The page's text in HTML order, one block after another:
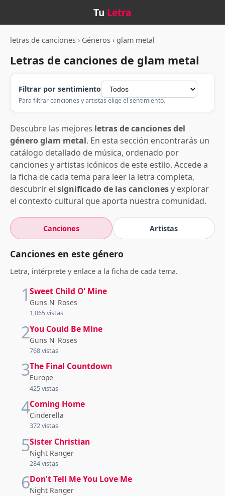
Tu Letra
letras de canciones › Géneros › glam metal
Letras de canciones de glam metal
Filtrar por sentimiento
Para filtrar canciones y artistas elige el sentimiento.
Descubre las mejores letras de canciones del
género glam metal. En esta sección encontrarás un
catálogo detallado de música, ordenado por
canciones y artistas icónicos de este estilo. Accede a
la ficha de cada tema para leer la letra completa,
descubrir el significado de las cancionesy explorar
el contexto cultural que aporta nuestra comunidad.
Canciones Artistas
Canciones en este género
Letra, intérprete y enlace a la ficha de cada tema.
1Sweet Child O' Mine
Guns N' Roses
1,065 vistas
2You Could Be Mine
Guns N' Roses
768 vistas
3The Final Countdown
Europe
425 vistas
4Coming Home
Cinderella
372 vistas
5Sister Christian
Night Ranger
284 vistas
6Don't Tell Me You Love Me
Night Ranger